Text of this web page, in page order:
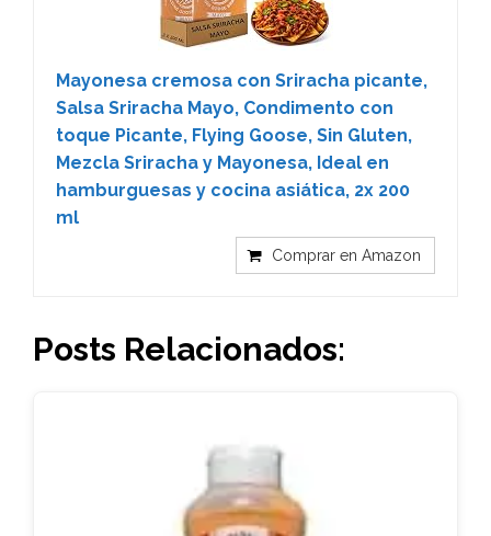
Mayonesa cremosa con Sriracha picante,
Salsa Sriracha Mayo, Condimento con
toque Picante, Flying Goose, Sin Gluten,
Mezcla Sriracha y Mayonesa, Ideal en
hamburguesas y cocina asiática, 2x 200
ml
Comprar en Amazon
Posts Relacionados: